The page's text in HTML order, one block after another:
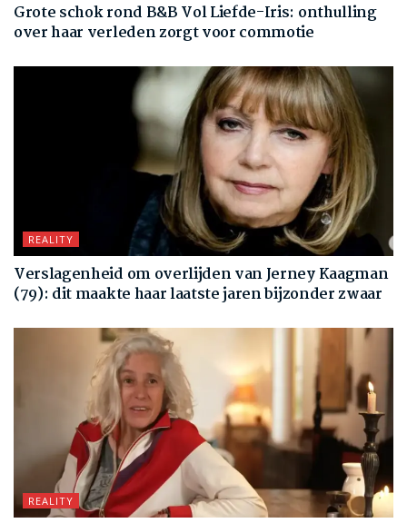
Grote schok rond B&B Vol Liefde-Iris: onthulling
over haar verleden zorgt voor commotie
REALITY
Verslagenheid om overlijden van Jerney Kaagman
(79): dit maakte haar laatste jaren bijzonder zwaar
REALITY